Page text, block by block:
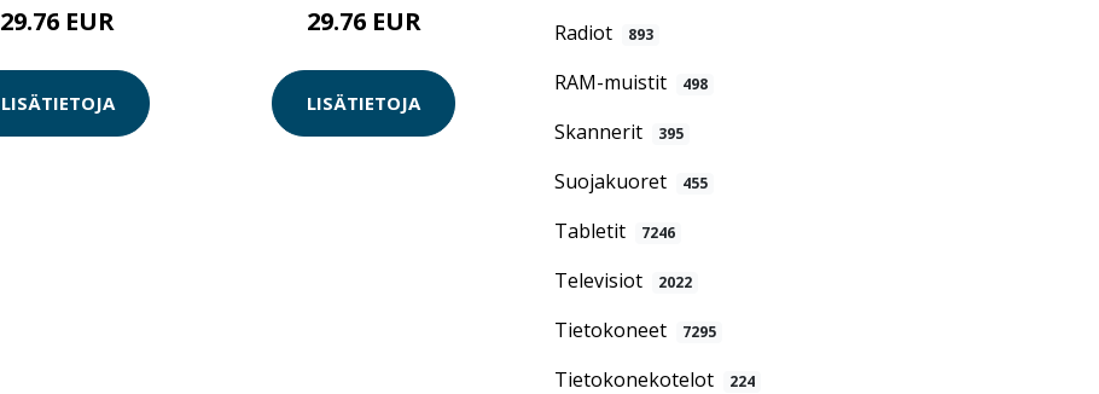
Radiot 893
RAM-muistit 498
Skannerit 395
Suojakuoret 455
Tabletit 7246
Televisiot 2022
Tietokoneet 7295
Tietokonekotelot 224
29.76 EUR
LISÄTIETOJA
29.76 EUR
LISÄTIETOJA